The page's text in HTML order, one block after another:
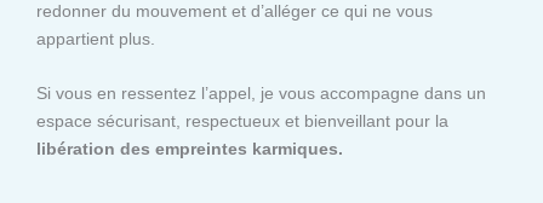
redonner du mouvement et d’alléger ce qui ne vous
appartient plus.
Si vous en ressentez l’appel, je vous accompagne dans un
espace sécurisant, respectueux et bienveillant pour la
libération des empreintes karmiques.